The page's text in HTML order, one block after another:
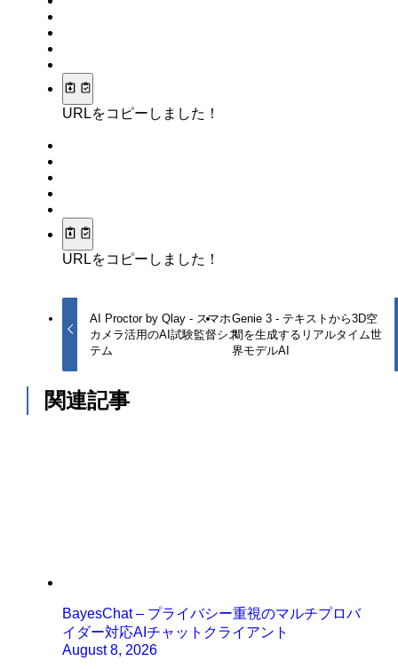
URLをコピーしました！
URLをコピーしました！
AI Proctor by Qlay - スマホ
カメラ活用のAI試験監督シス
テム
Genie 3 - テキストから3D空
間を生成するリアルタイム世
界モデルAI
関連記事
BayesChat – プライバシー重視のマルチプロバ
イダー対応AIチャットクライアント
August 8, 2026